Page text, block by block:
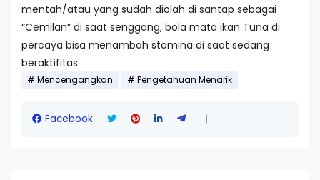
mentah/atau yang sudah diolah di santap sebagai
“Cemilan” di saat senggang, bola mata ikan Tuna di
percaya bisa menambah stamina di saat sedang
beraktifitas.
Mencengangkan Pengetahuan Menarik
Facebook